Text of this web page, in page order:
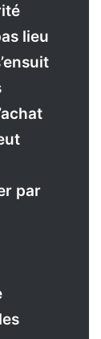
lieu
par